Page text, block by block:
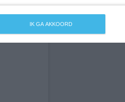
IK GA AKKOORD